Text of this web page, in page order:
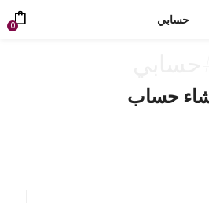
حسابي 0
حساب